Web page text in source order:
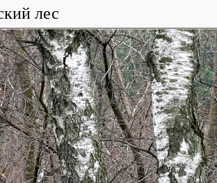
лес
с.ш., 37° 50′ 06.89″ в.д. (смотреть на картахGoogle
лес с преобладанием сосны и березы
(50) Фото растений и лишайников(1)